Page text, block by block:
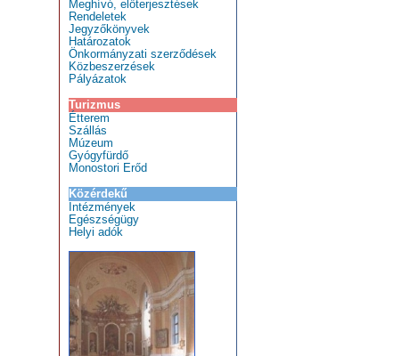
Meghívó, előterjesztések
Rendeletek
Jegyzőkönyvek
Határozatok
Önkormányzati szerződések
Közbeszerzések
Pályázatok
Turizmus
Étterem
Szállás
Múzeum
Gyógyfürdő
Monostori Erőd
Közérdekű
Intézmények
Egészségügy
Helyi adók